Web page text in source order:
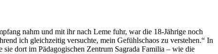
nahm und mit ihr nach Leme fuhr, war die 18-Jährige noch
ich gleichzeitig versuchte, mein Gefühlschaos zu verstehen.“ In
dort im Pädagogischen Zentrum Sagrada Familia – wie die